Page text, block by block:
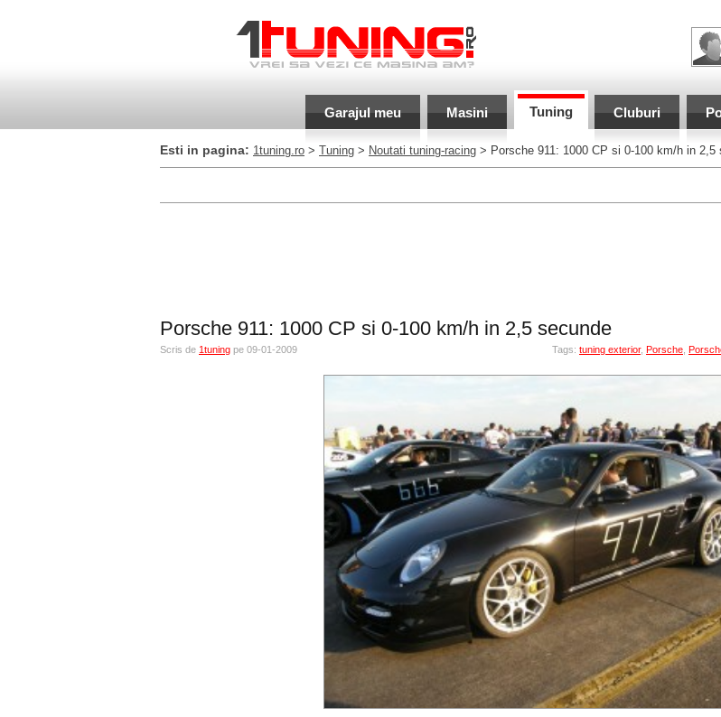
Garajul meu Masini Tuning Cluburi
Esti in pagina: 1tuning.ro > Tuning > Noutati tuning-racing > Porsche 911: 1000 CP si 0-100 km/h in 2,5
Porsche 911: 1000 CP si 0-100 km/h in 2,5 secunde
Scris de 1tuning pe 09-01-2009 Tags: tuning exterior, Porsche